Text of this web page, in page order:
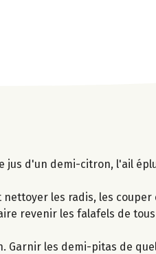
jus d'un demi-citron, l'ail
les radis, les couper
revenir les falafels de
Garnir les demi-pitas de